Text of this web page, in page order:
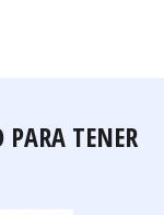
TENER